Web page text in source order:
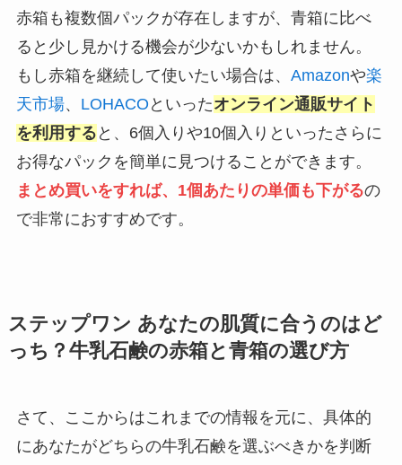
赤箱も複数個パックが存在しますが、青箱に比べ
ると少し見かける機会が少ないかもしれません。
もし赤箱を継続して使いたい場合は、 Amazonや楽
天市場、 LOHACO といったオンライン通販サイト
を利用する と、6個入りや10個入りといったさらに
お得なパックを簡単に見つけることができます。
まとめ買いをすれば、1個あたりの単価も下がるの
で非常におすすめです。
ステップワン あなたの肌質に合うのはど
っち？牛乳石鹸の赤箱と青箱の選び方
さて、ここからはこれまでの情報を元に、具体的
にあなたがどちらの牛乳石鹸を選ぶべきかを判断